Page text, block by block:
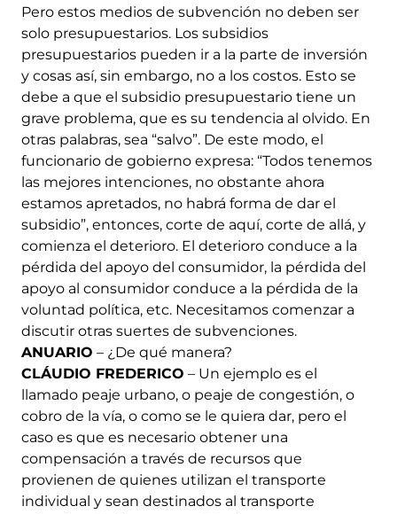
Pero estos medios de subvención no deben ser
solo presupuestarios. Los subsidios
presupuestarios pueden ir a la parte de inversión
y cosas así, sin embargo, no a los costos. Esto se
debe a que el subsidio presupuestario tiene un
grave problema, que es su tendencia al olvido. En
otras palabras, sea “salvo”. De este modo, el
funcionario de gobierno expresa: “Todos tenemos
las mejores intenciones, no obstante ahora
estamos apretados, no habrá forma de dar el
subsidio”, entonces, corte de aquí, corte de allá, y
comienza el deterioro. El deterioro conduce a la
pérdida del apoyo del consumidor, la pérdida del
apoyo al consumidor conduce a la pérdida de la
voluntad política, etc. Necesitamos comenzar a
discutir otras suertes de subvenciones.
ANUARIO – ¿De qué manera?
CLÁUDIO FREDERICO – Un ejemplo es el
llamado peaje urbano, o peaje de congestión, o
cobro de la vía, o como se le quiera dar, pero el
caso es que es necesario obtener una
compensación a través de recursos que
provienen de quienes utilizan el transporte
individual y sean destinados al transporte